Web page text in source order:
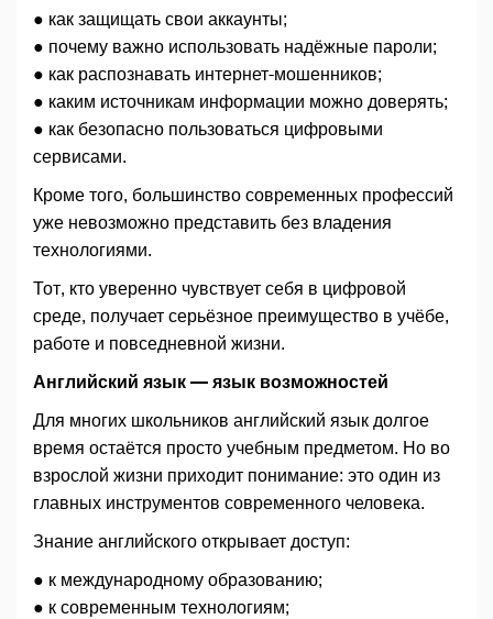
● как защищать свои аккаунты;
● почему важно использовать надёжные пароли;
● как распознавать интернет-мошенников;
● каким источникам информации можно доверять;
● как безопасно пользоваться цифровыми
сервисами.
Кроме того, большинство современных профессий
уже невозможно представить без владения
технологиями.
Тот, кто уверенно чувствует себя в цифровой
среде, получает серьёзное преимущество в учёбе,
работе и повседневной жизни.
Английский язык — язык возможностей
Для многих школьников английский язык долгое
время остаётся просто учебным предметом. Но во
взрослой жизни приходит понимание: это один из
главных инструментов современного человека.
Знание английского открывает доступ:
● к международному образованию;
● к современным технологиям;